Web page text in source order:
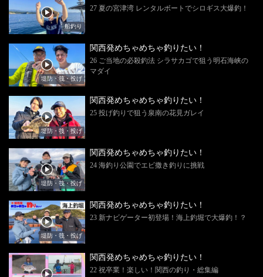
船釣り
27 夏の宮津湾 レンタルボートでシロギス大爆釣！
堤防・筏・投げ
関西発めちゃめちゃ釣りたい！
26 ご当地の必殺釣法 シラサカゴで狙う明石海峡の
マダイ
堤防・筏・投げ
関西発めちゃめちゃ釣りたい！
25 投げ釣りで狙う泉南の花見ガレイ
堤防・筏・投げ
関西発めちゃめちゃ釣りたい！
24 海釣り公園でエビ撒き釣りに挑戦
堤防・筏・投げ
関西発めちゃめちゃ釣りたい！
23 新ナビゲーター初登場！海上釣堀で大爆釣！？
関西発めちゃめちゃ釣りたい！
22 祝卒業！楽しい！関西の釣り・総集編